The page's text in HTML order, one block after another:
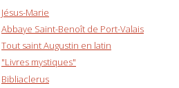
Jésus-Marie
Abbaye Saint-Benoît de Port-Valais
Tout saint Augustin en latin
"Livres mystiques"
Bibliaclerus